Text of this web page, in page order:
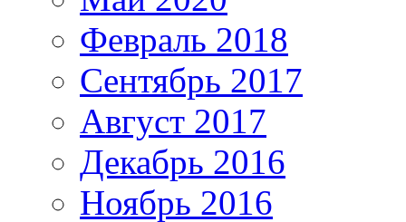
Февраль 2018
Сентябрь 2017
Август 2017
Декабрь 2016
Ноябрь 2016